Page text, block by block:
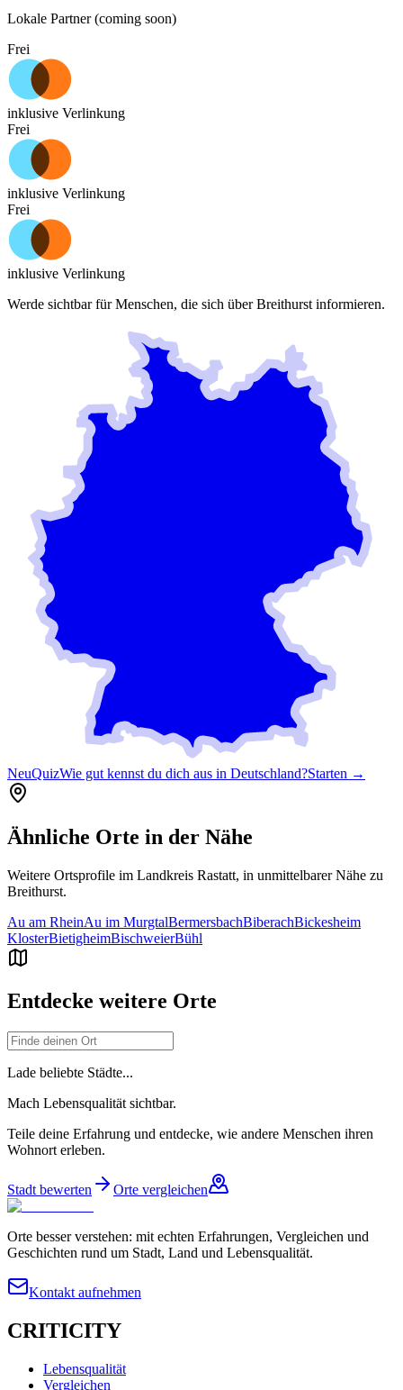
Lokale Partner (coming soon)
Frei
inklusive Verlinkung
Frei
inklusive Verlinkung
Frei
inklusive Verlinkung
Werde sichtbar für Menschen, die sich überBreithurstinformieren.
NeuQuizWie gut kennst du dich aus in Deutschland?Starten →
Ähnliche Orte in der Nähe
Weitere Ortsprofile im Landkreis Rastatt, in unmittelbarer Nähe zu
Breithurst.
Au am RheinAu im MurgtalBermersbachBiberachBickesheim
KlosterBietigheimBischweierBühl
Entdecke weitere Orte
Lade beliebte Städte...
Mach Lebensqualität sichtbar.
Teile deine Erfahrung und entdecke, wie andere Menschen ihren
Wohnort erleben.
Stadt bewerten Orte vergleichen
Orte besser verstehen: mit echten Erfahrungen, Vergleichen und
Geschichten rund um Stadt, Land und Lebensqualität.
Kontakt aufnehmen
CRITICITY
Lebensqualität
Vergleichen